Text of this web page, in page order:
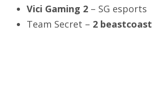
Vici Gaming 2 – SG esports
Team Secret – 2 beastcoast